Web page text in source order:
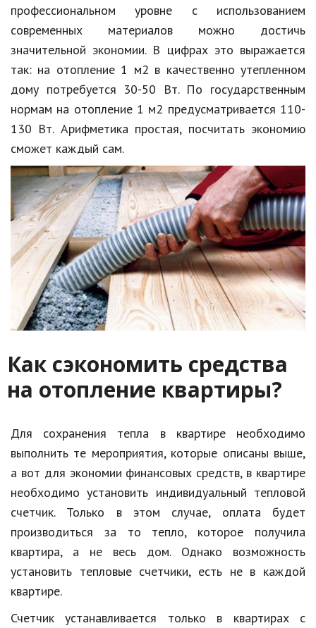
профессиональном уровне с использованием
современных материалов можно достичь
значительной экономии. В цифрах это выражается
так: на отопление 1 м2 в качественно утепленном
дому потребуется 30-50 Вт. По государственным
нормам на отопление 1 м2 предусматривается 110-
130 Вт. Арифметика простая, посчитать экономию
сможет каждый сам.
Как сэкономить средства
на отопление квартиры?
Для сохранения тепла в квартире необходимо
выполнить те мероприятия, которые описаны выше,
а вот для экономии финансовых средств, в квартире
необходимо установить индивидуальный тепловой
счетчик. Только в этом случае, оплата будет
производиться за то тепло, которое получила
квартира, а не весь дом. Однако возможность
установить тепловые счетчики, есть не в каждой
квартире.
Счетчик устанавливается только в квартирах с